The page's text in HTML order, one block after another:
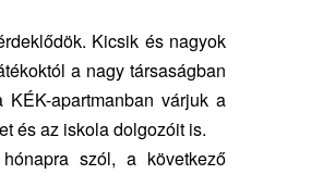
Kicsik és nagyok
a nagy társaságban
apartmanban várjuk a
és az iskola dolgozóit is.
szól, a következő